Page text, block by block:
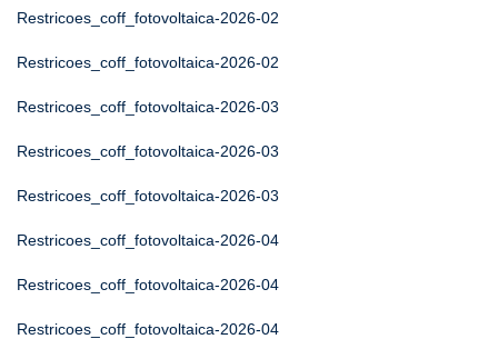
Restricoes_coff_fotovoltaica-2026-02
Restricoes_coff_fotovoltaica-2026-02
Restricoes_coff_fotovoltaica-2026-03
Restricoes_coff_fotovoltaica-2026-03
Restricoes_coff_fotovoltaica-2026-03
Restricoes_coff_fotovoltaica-2026-04
Restricoes_coff_fotovoltaica-2026-04
Restricoes_coff_fotovoltaica-2026-04